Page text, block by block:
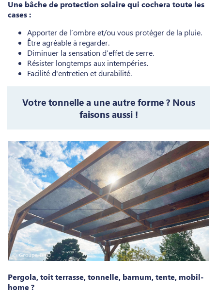
Une bâche de protection solaire qui cochera toute les
cases :
Apporter de l’ombre et/ou vous protéger de la pluie.
Être agréable à regarder.
Diminuer la sensation d’effet de serre.
Résister longtemps aux intempéries.
Facilité d'entretien et durabilité.
Votre tonnelle a une autre forme ? Nous
faisons aussi !
Pergola, toit terrasse, tonnelle, barnum, tente, mobil-
home ?